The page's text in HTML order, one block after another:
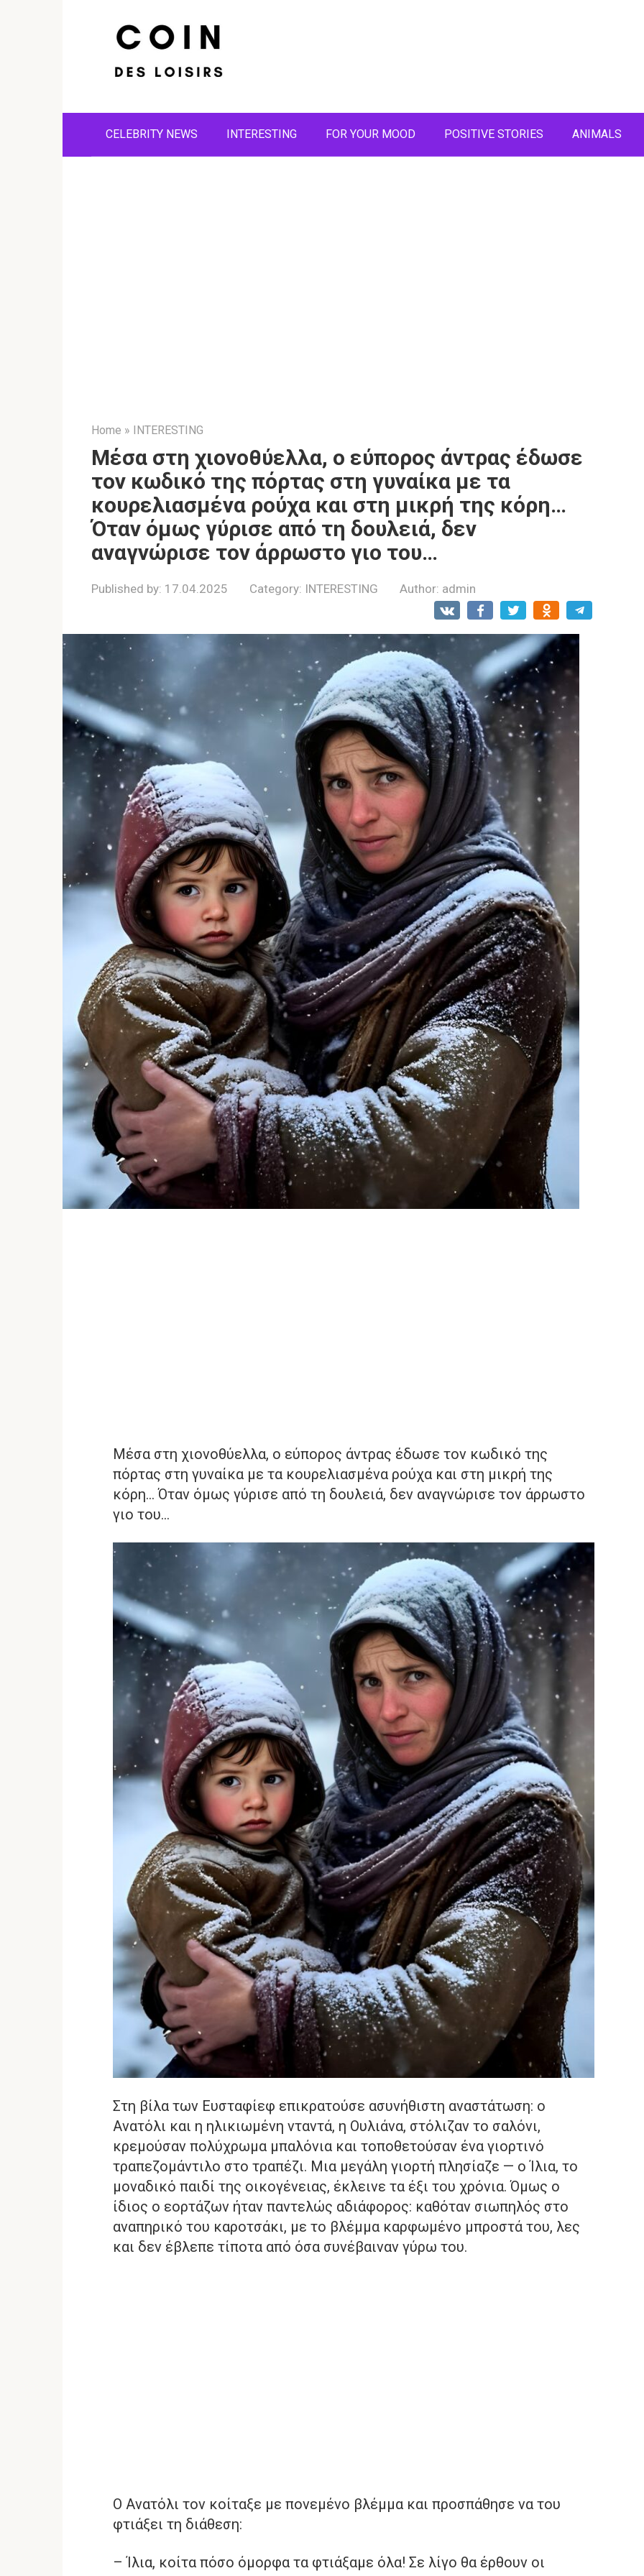
CELEBRITY NEWS INTERESTING FOR YOUR MOOD POSITIVE STORIES ANIMALS
Home » INTERESTING
Μέσα στη χιονοθύελλα, ο εύπορος άντρας έδωσε
τον κωδικό της πόρτας στη γυναίκα με τα
κουρελιασμένα ρούχα και στη μικρή της κόρη…
Όταν όμως γύρισε από τη δουλειά, δεν
αναγνώρισε τον άρρωστο γιο του…
Published by: 17.04.2025 Category: INTERESTING Author: admin
Μέσα στη χιονοθύελλα, ο εύπορος άντρας έδωσε τον κωδικό της
πόρτας στη γυναίκα με τα κουρελιασμένα ρούχα και στη μικρή της
κόρη… Όταν όμως γύρισε από τη δουλειά, δεν αναγνώρισε τον άρρωστο
γιο του…
Στη βίλα των Ευσταφίεφ επικρατούσε ασυνήθιστη αναστάτωση: ο
Ανατόλι και η ηλικιωμένη νταντά, η Ουλιάνα, στόλιζαν το σαλόνι,
κρεμούσαν πολύχρωμα μπαλόνια και τοποθετούσαν ένα γιορτινό
τραπεζομάντιλο στο τραπέζι. Μια μεγάλη γιορτή πλησίαζε — ο Ίλια, το
μοναδικό παιδί της οικογένειας, έκλεινε τα έξι του χρόνια. Όμως ο
ίδιος ο εορτάζων ήταν παντελώς αδιάφορος: καθόταν σιωπηλός στο
αναπηρικό του καροτσάκι, με το βλέμμα καρφωμένο μπροστά του, λες
και δεν έβλεπε τίποτα από όσα συνέβαιναν γύρω του.
Ο Ανατόλι τον κοίταξε με πονεμένο βλέμμα και προσπάθησε να του
φτιάξει τη διάθεση:
– Ίλια, κοίτα πόσο όμορφα τα φτιάξαμε όλα! Σε λίγο θα έρθουν οι